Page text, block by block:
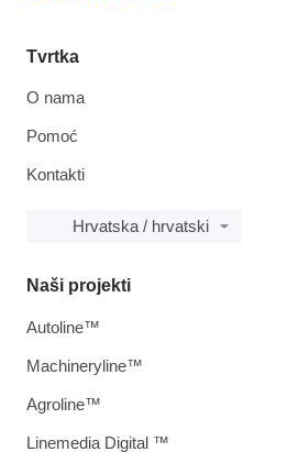
Tvrtka
O nama
Pomoć
Kontakti
Hrvatska / hrvatski
Naši projekti
Autoline™
Machineryline™
Agroline™
Linemedia Digital ™